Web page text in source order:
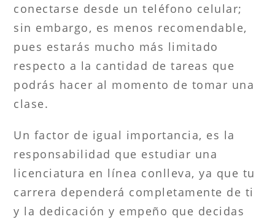
conectarse desde un teléfono celular;
sin embargo, es menos recomendable,
pues estarás mucho más limitado
respecto a la cantidad de tareas que
podrás hacer al momento de tomar una
clase.
Un factor de igual importancia, es la
responsabilidad que estudiar una
licenciatura en línea conlleva, ya que tu
carrera dependerá completamente de ti
y la dedicación y empeño que decidas